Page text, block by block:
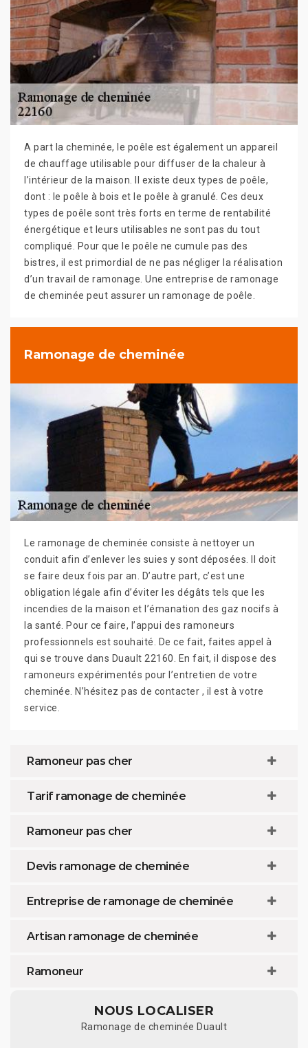
A part la cheminée, le poêle est également un appareil
de chauffage utilisable pour diffuser de la chaleur à
l’intérieur de la maison. Il existe deux types de poêle,
dont : le poêle à bois et le poêle à granulé. Ces deux
types de poêle sont très forts en terme de rentabilité
énergétique et leurs utilisables ne sont pas du tout
compliqué. Pour que le poêle ne cumule pas des
bistres, il est primordial de ne pas négliger la réalisation
d’un travail de ramonage. Une entreprise de ramonage
de cheminée peut assurer un ramonage de poêle.
Ramonage de cheminée
Le ramonage de cheminée consiste à nettoyer un
conduit afin d’enlever les suies y sont déposées. Il doit
se faire deux fois par an. D’autre part, c’est une
obligation légale afin d’éviter les dégâts tels que les
incendies de la maison et l’émanation des gaz nocifs à
la santé. Pour ce faire, l’appui des ramoneurs
professionnels est souhaité. De ce fait, faites appel à
qui se trouve dans Duault 22160. En fait, il dispose des
ramoneurs expérimentés pour l’entretien de votre
cheminée. N’hésitez pas de contacter , il est à votre
service.
Ramoneur pas cher
Tarif ramonage de cheminée
Ramoneur pas cher
Devis ramonage de cheminée
Entreprise de ramonage de cheminée
Artisan ramonage de cheminée
Ramoneur
NOUS LOCALISER
Ramonage de cheminée Duault